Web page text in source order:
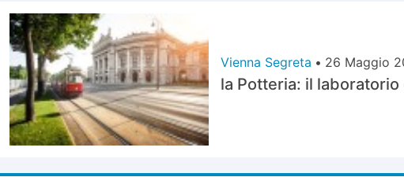
Vienna Segreta • 26 Maggio
la Potteria: il laboratorio